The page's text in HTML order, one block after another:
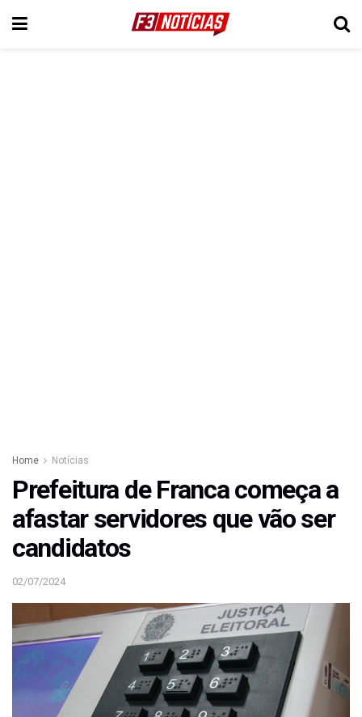
Home Notícias
Prefeitura de Franca começa a
afastar servidores que vão ser
candidatos
02/07/2024